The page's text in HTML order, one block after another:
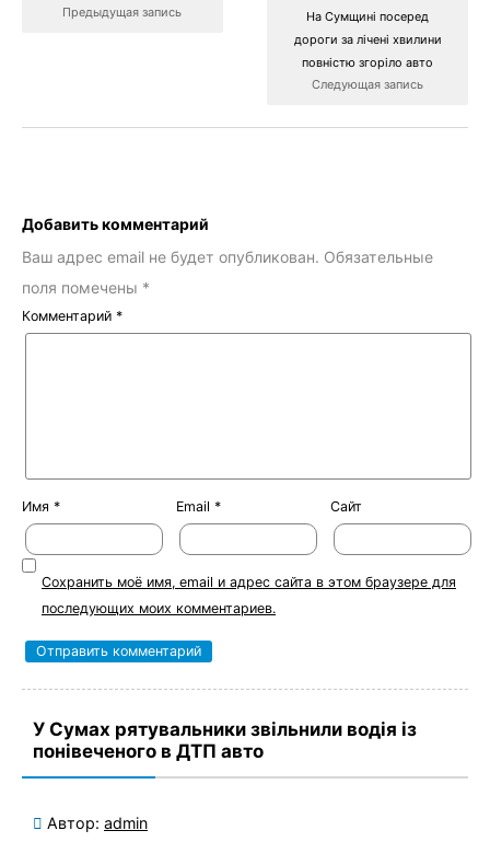
Предыдущая запись
На Сумщині посеред
дороги за лічені хвилини
повністю згоріло авто
Следующая запись
Добавить комментарий
Ваш адрес email не будет опубликован. Обязательные
поля помечены *
Комментарий *
Имя * Email * Сайт
Сохранить моё имя, email и адрес сайта в этом браузере для
последующих моих комментариев.
У Сумах рятувальники звільнили водія із
понівеченого в ДТП авто
Автор: admin